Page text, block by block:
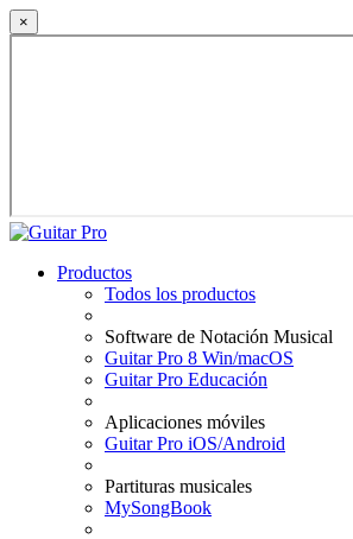
×
Productos
Todos los productos
Software de Notación Musical
Guitar Pro 8 Win/macOS
Guitar Pro Educación
Aplicaciones móviles
Guitar Pro iOS/Android
Partituras musicales
MySongBook